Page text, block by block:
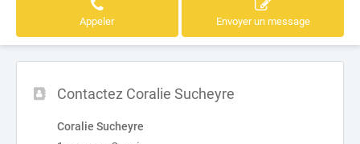
Appeler Envoyer un message
Contactez Coralie Sucheyre
Coralie Sucheyre